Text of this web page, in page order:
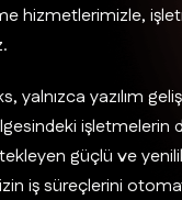
hizmetlerimizle,
yalnızca yazılım
işletmelerin
güçlü ve
iş süreçlerini